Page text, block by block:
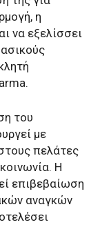
η
να εξελίσσει
του
με
πελάτες
Η
επιβεβαίωση
αναγκών